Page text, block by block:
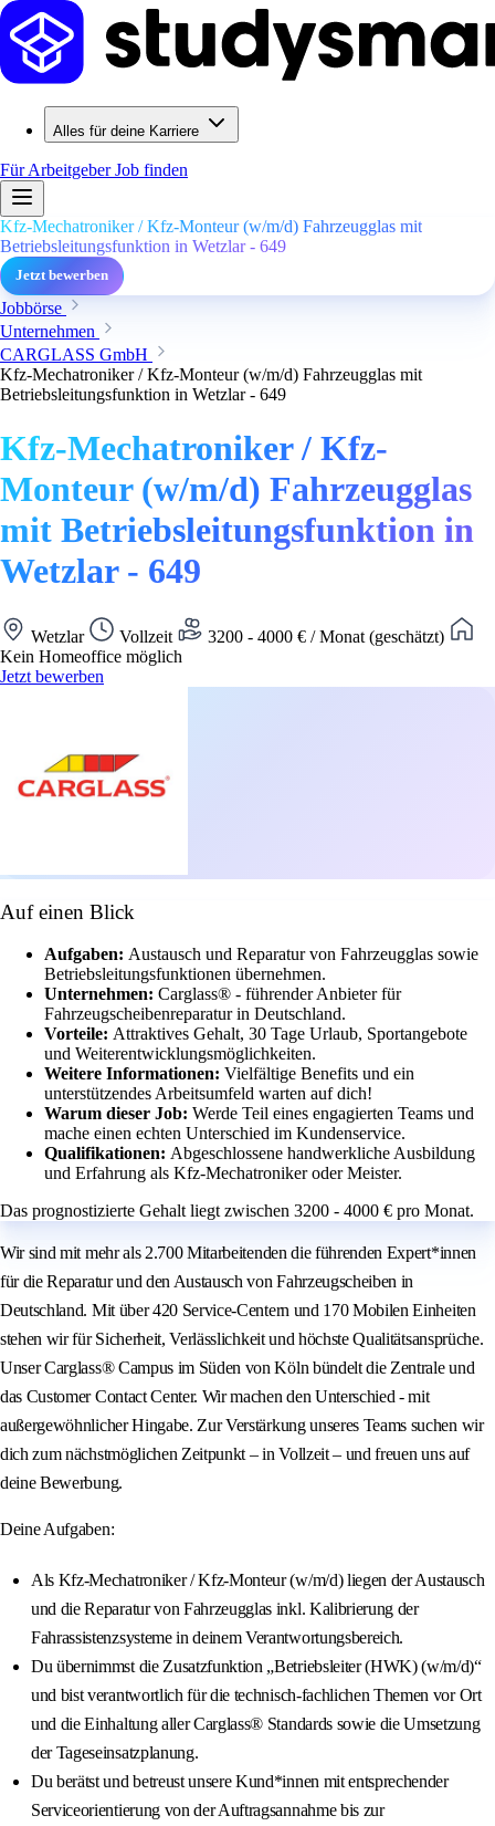
Alles für deine Karriere
Für ArbeitgeberJob finden
Kfz-Mechatroniker / Kfz-Monteur (w/m/d) Fahrzeugglas mit
Betriebsleitungsfunktion in Wetzlar - 649
Jetzt bewerben
Jobbörse
Unternehmen
CARGLASS GmbH
Kfz-Mechatroniker / Kfz-Monteur (w/m/d) Fahrzeugglas mit
Betriebsleitungsfunktion in Wetzlar - 649
Kfz-Mechatroniker / Kfz-
Monteur (w/m/d) Fahrzeugglas
mit Betriebsleitungsfunktion in
Wetzlar - 649
Wetzlar Vollzeit
3200 - 4000 € / Monat (geschätzt)
Kein Homeoffice möglich
Jetzt bewerben
Auf einen Blick
Aufgaben: Austausch und Reparatur von Fahrzeugglas sowie
Betriebsleitungsfunktionen übernehmen.
Unternehmen: Carglass® - führender Anbieter für
Fahrzeugscheibenreparatur in Deutschland.
Vorteile: Attraktives Gehalt, 30 Tage Urlaub, Sportangebote
und Weiterentwicklungsmöglichkeiten.
Weitere Informationen: Vielfältige Benefits und ein
unterstützendes Arbeitsumfeld warten auf dich!
Warum dieser Job: Werde Teil eines engagierten Teams und
mache einen echten Unterschied im Kundenservice.
Qualifikationen: Abgeschlossene handwerkliche Ausbildung
und Erfahrung als Kfz-Mechatroniker oder Meister.
Das prognostizierte Gehalt liegt zwischen 3200 - 4000 € pro Monat.
Wir sind mit mehr als 2.700 Mitarbeitenden die führenden Expert*innen
für die Reparatur und den Austausch von Fahrzeugscheiben in
Deutschland. Mit über 420 Service-Centern und 170 Mobilen Einheiten
stehen wir für Sicherheit, Verlässlichkeit und höchste Qualitätsansprüche.
Unser Carglass® Campus im Süden von Köln bündelt die Zentrale und
das Customer Contact Center. Wir machen den Unterschied - mit
außergewöhnlicher Hingabe. Zur Verstärkung unseres Teams suchen wir
dich zum nächstmöglichen Zeitpunkt – in Vollzeit – und freuen uns auf
deine Bewerbung.
Deine Aufgaben:
Als Kfz-Mechatroniker / Kfz-Monteur (w/m/d) liegen der Austausch
und die Reparatur von Fahrzeugglas inkl. Kalibrierung der
Fahrassistenzsysteme in deinem Verantwortungsbereich.
Du übernimmst die Zusatzfunktion „Betriebsleiter (HWK) (w/m/d)“
und bist verantwortlich für die technisch-fachlichen Themen vor Ort
und die Einhaltung aller Carglass® Standards sowie die Umsetzung
der Tageseinsatzplanung.
Du berätst und betreust unsere Kund*innen mit entsprechender
Serviceorientierung von der Auftragsannahme bis zur